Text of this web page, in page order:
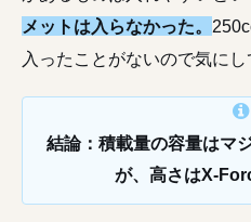
メットは入らなかった。
入ったことがないので気に
結論：積載量の容量はマ
が、高さはX-